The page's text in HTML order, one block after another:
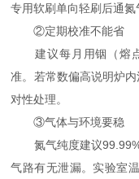
专用软刷单向轻刷后通氮
②定期校准不能省
建议每月用铟（熔点
准。若常数偏高说明炉
对性处理。
③气体与环境要稳
氮气纯度建议99.99%
气路有无泄漏。实验室